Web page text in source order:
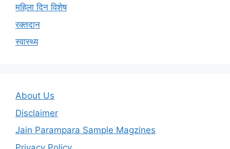
महिला दिन विशेष
रक्तदान
स्वास्थ्य
About Us
Disclaimer
Jain Parampara Sample Magzines